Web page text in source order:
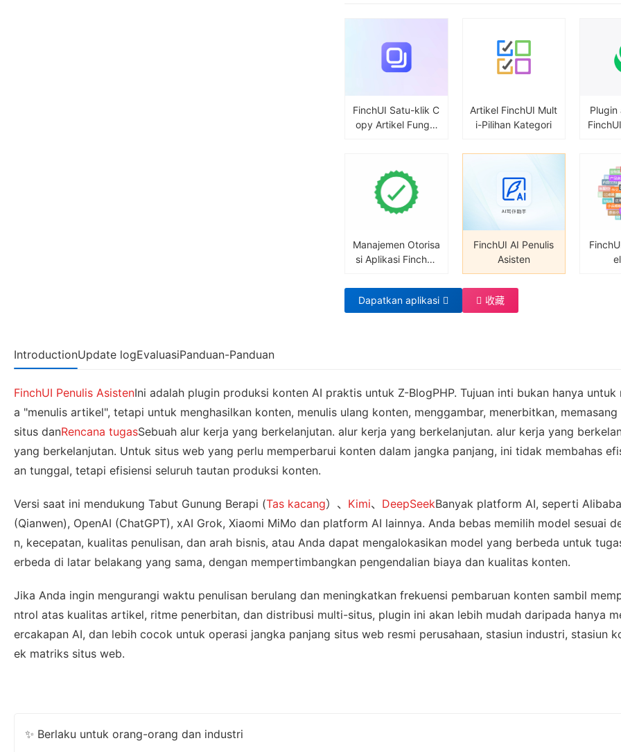
FinchUI Satu-klik C
opy Artikel Fungsi
FinchUI
Artikel FinchUI Mult
i-Pilihan Kategori
Plugin
lihat
ian,
artikel
f
Manajemen Otorisa
si Aplikasi FinchUI
si Aplikasi FinchUI
Manajemen Otorisa
FinchUI AI Penulis
Asisten
Dapatkan aplikasi 收藏
IntroductionUpdate logEvaluasiPanduan-Panduan
FinchUI Penulis AsistenIni adalah plugin produksi konten AI praktis untuk Z-BlogPHP. Tujuan inti bukan hanya untuk
a "menulis artikel", tetapi untuk menghasilkan konten, menulis ulang konten, menggambar, menerbitkan,
situs danRencana tugasSebuah alur kerja yang berkelanjutan. alur kerja yang berkelanjutan. alur kerja yang
yang berkelanjutan. Untuk situs web yang perlu memperbarui konten dalam jangka panjang, ini tidak membahas
an tunggal, tetapi efisiensi seluruh tautan produksi konten.
Versi saat ini mendukung Tabut Gunung Berapi (Tas kacang）、 Kimi、 DeepSeekBanyak platform AI, seperti
(Qianwen), OpenAI (ChatGPT), xAI Grok, Xiaomi MiMo dan platform AI lainnya. Anda bebas memilih model sesuai
n, kecepatan, kualitas penulisan, dan arah bisnis, atau Anda dapat mengalokasikan model yang berbeda untuk
erbeda di latar belakang yang sama, dengan mempertimbangkan pengendalian biaya dan kualitas konten.
Jika Anda ingin mengurangi waktu penulisan berulang dan meningkatkan frekuensi pembaruan konten sambil
ntrol atas kualitas artikel, ritme penerbitan, dan distribusi multi-situs, plugin ini akan lebih mudah daripada hanya
ercakapan AI, dan lebih cocok untuk operasi jangka panjang situs web resmi perusahaan, stasiun industri, stasiun
ek matriks situs web.
✨ Berlaku untuk orang-orang dan industri